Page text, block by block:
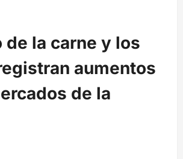
de la carne y los
aumentos
de la